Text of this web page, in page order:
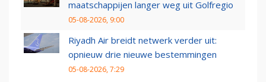
maatschappijen langer weg uit Golfregio
05-08-2026, 9:00
Riyadh Air breidt netwerk verder uit:
opnieuw drie nieuwe bestemmingen
05-08-2026, 7:29